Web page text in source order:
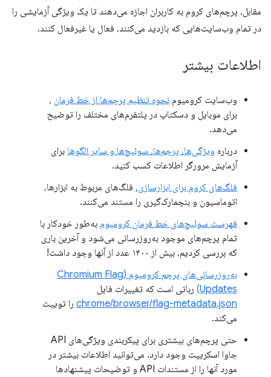
مقابل، پرچم‌های کروم به کاربران اجازه می‌دهند تا یک ویژگی آزمایشی را
در تمام وب‌سایت‌هایی که بازدید می‌کنند، فعال یا غیرفعال کنند.
اطلاعات بیشتر
وب‌سایت کرومیوم نحوه تنظیم پرچم‌ها از خط فرمان ،
برای موبایل و دسکتاپ در پلتفرم‌های مختلف را توضیح
می‌دهد.
درباره ویژگی‌ها، پرچم‌ها، سوئیچ‌ها و سایر الگوها برای
آزمایش مرورگر اطلاعات کسب کنید.
فلگ‌های کروم برای ابزارسازی، فلگ‌های مربوط به ابزارها،
اتوماسیون و بنچمارک‌گیری را مستند می‌کنند.
فهرست سوئیچ‌های خط فرمان کرومیوم به‌طور خودکار با
تمام پرچم‌های موجود به‌روزرسانی می‌شود و آخرین باری
که بررسی کردیم، بیش از ۱۴۰۰ عدد از آنها وجود داشت!
به‌روزرسانی‌های پرچم کرومیوم (Chromium Flag
Updates) رباتی است که تغییرات فایل
chrome/browser/flag-metadata.json را توییت
می‌کند.
حتی پرچم‌های بیشتری برای پیکربندی ویژگی‌های API
جاوا اسکریپت وجود دارد. می‌توانید اطلاعات بیشتر در
مورد آنها را از مستندات API و توضیحات پیشنهادها